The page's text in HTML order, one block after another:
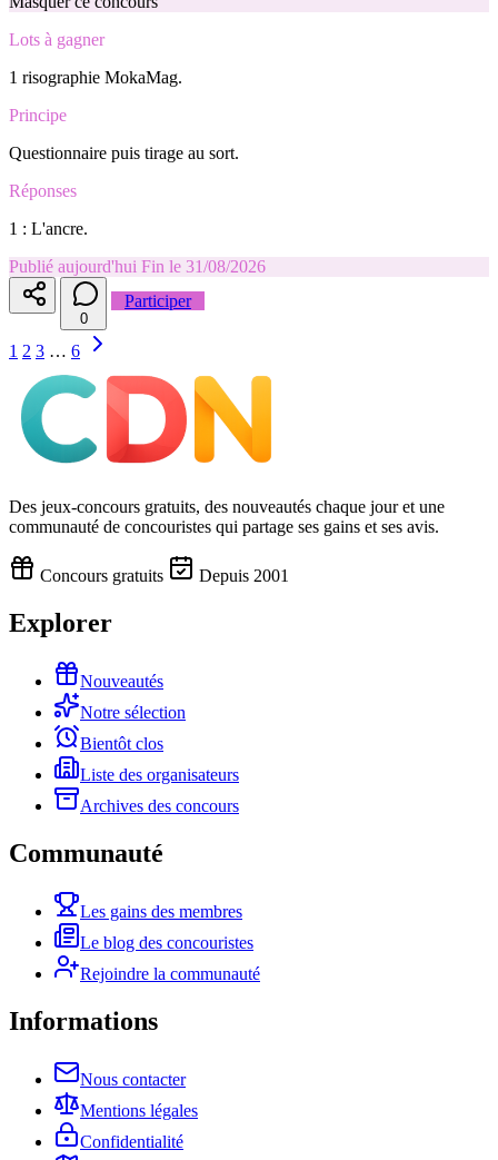
Lots à gagner
1 risographie MokaMag.
Principe
Questionnaire puis tirage au sort.
Réponses
1 : L'ancre.
Publié aujourd'hui Fin le 31/08/2026
0
Participer
1 2 3 … 6
Des jeux-concours gratuits, des nouveautés chaque jour et une
communauté de concouristes qui partage ses gains et ses avis.
Concours gratuits Depuis 2001
Explorer
Nouveautés
Notre sélection
Bientôt clos
Liste des organisateurs
Archives des concours
Communauté
Les gains des membres
Le blog des concouristes
Rejoindre la communauté
Informations
Nous contacter
Mentions légales
Confidentialité